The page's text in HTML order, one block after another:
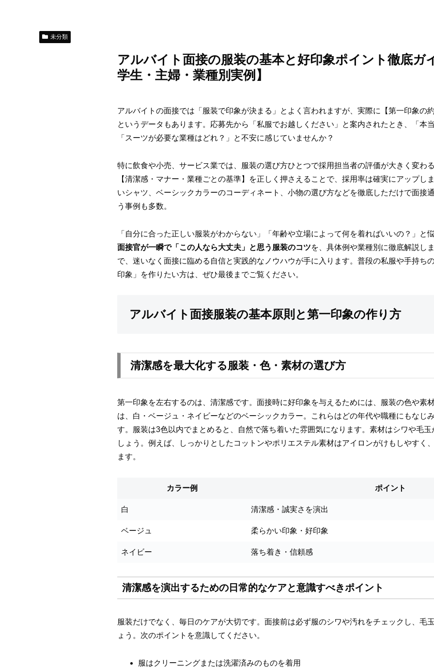
未分類
アルバイト面接の服装の基本と好印象ポイント徹底ガ
学生・主婦・業種別実例】
アルバイトの面接では「服装で印象が決まる」とよく言われますが、実際に【第一印象の
というデータもあります。応募先から「私服でお越しください」と案内されたとき、「本
「スーツが必要な業種はどれ？」と不安に感じていませんか？
特に飲食や小売、サービス業では、服装の選び方ひとつで採用担当者の評価が大きく変わ
【清潔感・マナー・業種ごとの基準】を正しく押さえることで、採用率は確実にアップし
いシャツ、ベーシックカラーのコーディネート、小物の選び方などを徹底しただけで面接
う事例も多数。
「自分に合った正しい服装がわからない」「年齢や立場によって何を着ればいいの？」と
面接官が一瞬で「この人なら大丈夫」と思う服装のコツを、具体例や業種別に徹底解説し
で、迷いなく面接に臨める自信と実践的なノウハウが手に入ります。普段の私服や手持ち
印象」を作りたい方は、ぜひ最後までご覧ください。
アルバイト面接服装の基本原則と第一印象の作り方
清潔感を最大化する服装・色・素材の選び方
第一印象を左右するのは、清潔感です。面接時に好印象を与えるためには、服装の色や素
は、白・ベージュ・ネイビーなどのベーシックカラー。これらはどの年代や職種にもなじ
す。服装は3色以内でまとめると、自然で落ち着いた雰囲気になります。素材はシワや毛玉
しょう。例えば、しっかりとしたコットンやポリエステル素材はアイロンがけもしやすく
ます。
カラー例 ポイント
白 清潔感・誠実さを演出
ベージュ 柔らかい印象・好印象
ネイビー 落ち着き・信頼感
清潔感を演出するための日常的なケアと意識すべきポイント
服装だけでなく、毎日のケアが大切です。面接前は必ず服のシワや汚れをチェックし、毛
ょう。次のポイントを意識してください。
服はクリーニングまたは洗濯済みのものを着用